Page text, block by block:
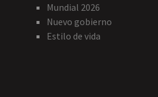
Mundial 2026
Nuevo gobierno
Estilo de vida